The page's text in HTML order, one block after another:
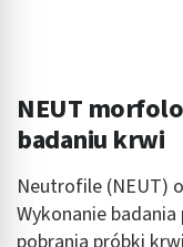
NEUT
badaniu krwi
Neutrofile (NEUT)
Wykonanie